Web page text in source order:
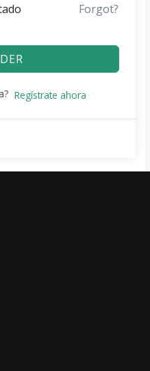
Forgot?
Regístrate ahora